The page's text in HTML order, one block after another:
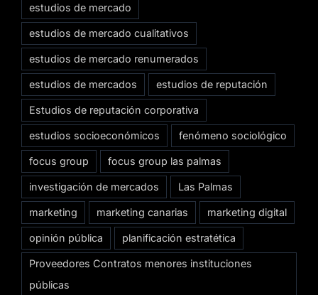
estudios de mercado
estudios de mercado cualitativos
estudios de mercado renumerados
estudios de mercados estudios de reputación
Estudios de reputación corporativa
estudios socioeconómicos fenómeno sociológico
focus group focus group las palmas
investigación de mercados Las Palmas
marketing marketing canarias marketing digital
opinión pública planificación estratética
Proveedores Contratos menores instituciones
públicas